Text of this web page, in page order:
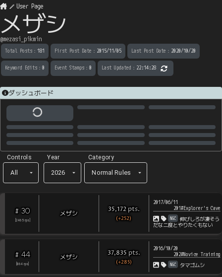
User Page
メザシ
@mezasi_pikmin
Total Posts ： 181 First Post Date ： 2015/11/05 Last Post Date ： 2020/10/20
Keyword Edits ： 0 Event Stamps ： 0 Last Updated ： 22:14:28
ダッシュボード
Controls
All
Year
2026
Category
Normal Rules
# 30
2465 rps
メザシ 35,172 pts.
(+252)
2017/06/11
201#Explorer's Cave
NGC
伸びしろが凄そう
だな二度とやりたくもない
# 44
[864 rps
メザシ 37,835 pts.
(+285)
2016/10/20
202#Novice Training
NGC タマゴムシ